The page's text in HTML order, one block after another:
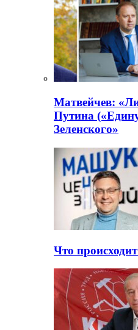
Матвейчев:
Путина
Зеленского»
Что